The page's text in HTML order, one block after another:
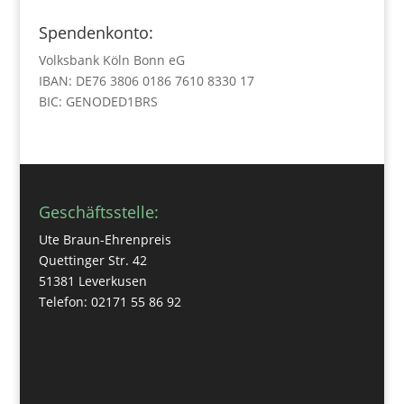
Spendenkonto:
Volksbank Köln Bonn eG
IBAN: DE76 3806 0186 7610 8330 17
BIC: GENODED1BRS
Geschäftsstelle:
Ute Braun-Ehrenpreis
Quettinger Str. 42
51381 Leverkusen
Telefon: 02171 55 86 92